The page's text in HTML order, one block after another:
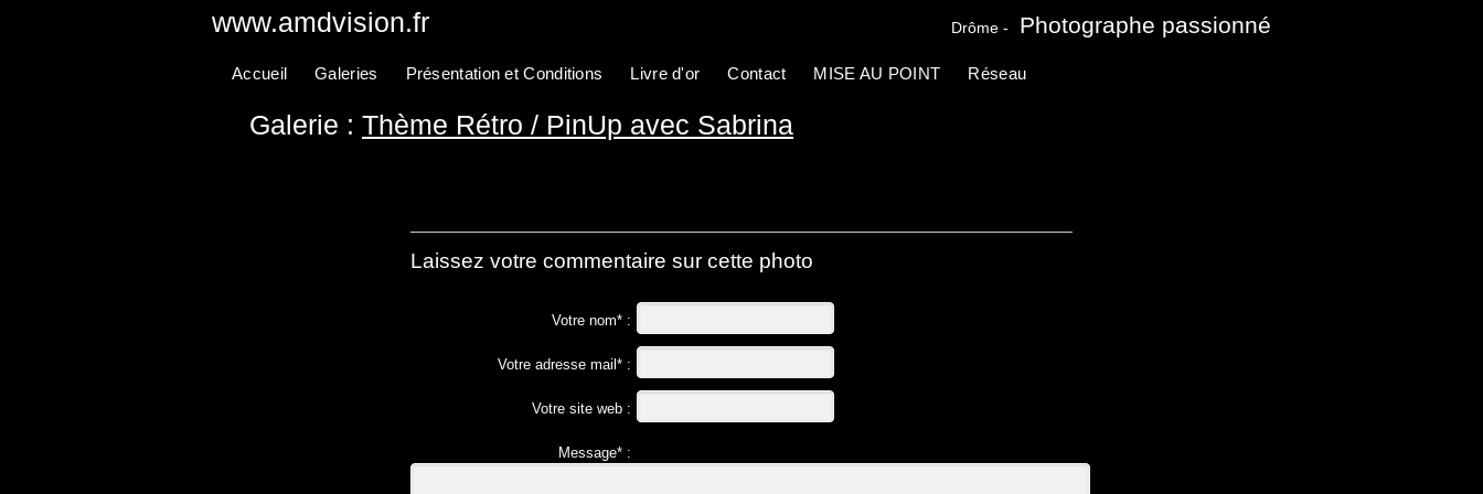
Drôme - Photographe passionné
www.amdvision.fr
Accueil Galeries Présentation et Conditions Livre d'or Contact MISE AU POINT Réseau
Galerie : Thème Rétro / PinUp avec Sabrina
Laissez votre commentaire sur cette photo
Votre nom* :
Votre adresse mail* :
Votre site web :
Message* :